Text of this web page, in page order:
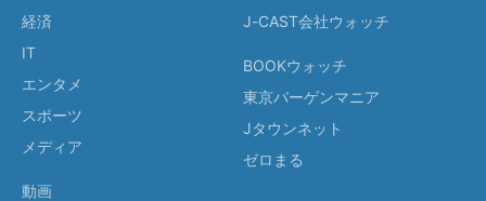
経済
IT
エンタメ
スポーツ
メディア
動画
J-CAST会社ウォッチ
BOOKウォッチ
東京バーゲンマニア
Jタウンネット
ゼロまる